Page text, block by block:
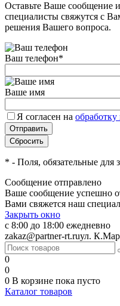
Оставьте Ваше сообщение
специалисты свяжутся с
решения Вашего вопроса.
Ваш телефон*
Ваше имя
Я согласен на
* - Поля, обязательные для
Сообщение отправлено
Ваше сообщение успешно
Вами свяжется наш
Закрыть окно
с 8:00 до 18:00 ежедневно
zakaz@partner-rt.ruул.
0
0
0 В корзине пока пусто
Каталог товаров